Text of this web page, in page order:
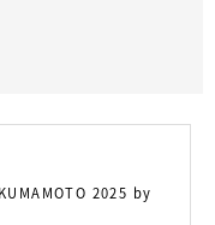
2025 by